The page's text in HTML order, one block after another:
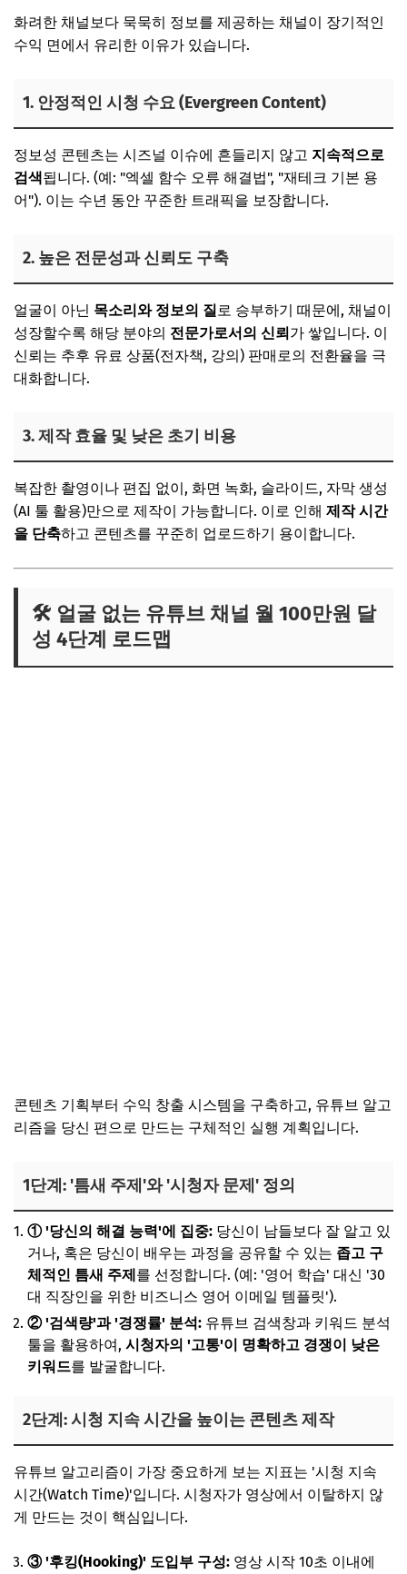
화려한 채널보다 묵묵히 정보를 제공하는 채널이 장기적인
수익 면에서 유리한 이유가 있습니다.
1. 안정적인 시청 수요 (Evergreen Content)
정보성 콘텐츠는 시즈널 이슈에 흔들리지 않고 지속적으로
검색됩니다. (예: "엑셀 함수 오류 해결법", "재테크 기본 용
어"). 이는 수년 동안 꾸준한 트래픽을 보장합니다.
2. 높은 전문성과 신뢰도 구축
얼굴이 아닌 목소리와 정보의 질로 승부하기 때문에, 채널이
성장할수록 해당 분야의 전문가로서의 신뢰 가 쌓입니다. 이
신뢰는 추후 유료 상품(전자책, 강의) 판매로의 전환율을 극
대화합니다.
3. 제작 효율 및 낮은 초기 비용
복잡한 촬영이나 편집 없이, 화면 녹화, 슬라이드, 자막 생성
(AI 툴 활용)만으로 제작이 가능합니다. 이로 인해 제작 시간
을 단축하고 콘텐츠를 꾸준히 업로드하기 용이합니다.
🛠️ 얼굴 없는 유튜브 채널 월 100만원 달
성 4단계 로드맵
콘텐츠 기획부터 수익 창출 시스템을 구축하고, 유튜브 알고
리즘을 당신 편으로 만드는 구체적인 실행 계획입니다.
1단계: '틈새 주제'와 '시청자 문제' 정의
① '당신의 해결 능력'에 집중: 당신이 남들보다 잘 알고 있
거나, 혹은 당신이 배우는 과정을 공유할 수 있는 좁고 구
체적인 틈새 주제 를 선정합니다. (예: '영어 학습' 대신 '30
대 직장인을 위한 비즈니스 영어 이메일 템플릿').
② '검색량'과 '경쟁률' 분석: 유튜브 검색창과 키워드 분석
툴을 활용하여, 시청자의 '고통'이 명확하고 경쟁이 낮은
키워드를 발굴합니다.
2단계: 시청 지속 시간을 높이는 콘텐츠 제작
유튜브 알고리즘이 가장 중요하게 보는 지표는 '시청 지속
시간(Watch Time)'입니다. 시청자가 영상에서 이탈하지 않
게 만드는 것이 핵심입니다.
③ '후킹(Hooking)' 도입부 구성: 영상 시작 10초 이내에